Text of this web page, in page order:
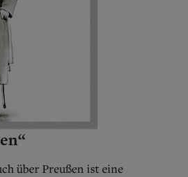
über Preußen ist eine